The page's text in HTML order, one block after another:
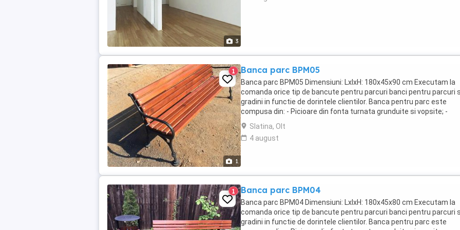
3
1
1 Banca parc BPM05
Banca parc BPM05 Dimensiuni: LxlxH: 180x45x90 cm Executam la
comanda orice tip de bancute pentru parcuri banci pentru parcuri
gradini in functie de dorintele clientilor. Banca pentru parc este
compusa din: - Picioare din fonta turnata grunduite si vopsite; -
Elemente din lemn rasinos sau lemn ...
Slatina, Olt
4 august
1 Banca parc BPM04
Banca parc BPM04 Dimensiuni: LxlxH: 180x45x80 cm Executam la
comanda orice tip de bancute pentru parcuri banci pentru parcuri
gradini in functie de dorintele clientilor. Banca pentru parc este